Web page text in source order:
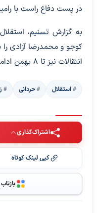
در پست دفاع راست با
به گزارشتسنیم،
کوجو و محمدرضا آزادی
انتقالات نیز تا 8 بهمن ادامه دارد.
استقلال حردانی
اشتراک‌گذاری
کپی لینک کوتاه